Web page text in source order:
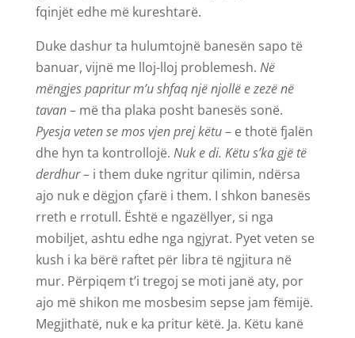
fqinjët edhe më kureshtarë.
Duke dashur ta hulumtojnë banesën sapo të
banuar, vijnë me lloj-lloj problemesh. Në
mëngjes papritur m’u shfaq një njollë e zezë në
tavan– më tha plaka posht banesës sonë.
Pyesja veten se mos vjen prej këtu– e thotë fjalën
dhe hyn ta kontrollojë. Nuk e di. Këtu s’ka gjë të
derdhur– i them duke ngritur qilimin, ndërsa
ajo nuk e dëgjon çfarë i them. I shkon banesës
rreth e rrotull. Është e ngazëllyer, si nga
mobiljet, ashtu edhe nga ngjyrat. Pyet veten se
kush i ka bërë raftet për libra të ngjitura në
mur. Përpiqem t’i tregoj se moti janë aty, por
ajo më shikon me mosbesim sepse jam fëmijë.
Megjithatë, nuk e ka pritur këtë. Ja. Këtu kanë